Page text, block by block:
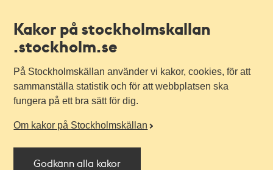
Kakor på stockholmskallan
.stockholm.se
På Stockholmskällan använder vi kakor, cookies, för att
sammanställa statistik och för att webbplatsen ska
fungera på ett bra sätt för dig.
Om kakor på Stockholmskällan
Godkänn alla kakor